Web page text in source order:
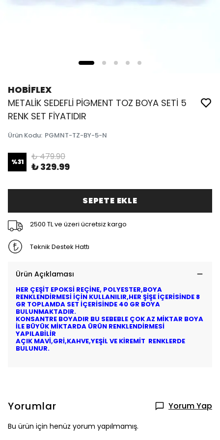
HOBİFLEX
METALİK SEDEFLİ PİGMENT TOZ BOYA SETİ 5
RENK SET FİYATIDIR
Ürün Kodu: PGMNT-TZ-BY-5-N
%31 ₺ 479.90
₺ 329.99
SEPETE EKLE
2500 TL ve üzeri ücretsiz kargo
Teknik Destek Hattı
Ürün Açıklaması
HER ÇEŞİT EPOKSİ REÇİNE, POLYESTER,BOYA
RENKLENDİRMESİ İÇİN KULLANILIR,HER ŞİŞE İÇERİSİNDE 8
GR TOPLAMDA SET İÇERİSİNDE 40 GR BOYA
BULUNMAKTADIR.
KONSANTRE BOYADIR BU SEBEBLE ÇOK AZ MİKTAR BOYA
İLE BÜYÜK MİKTARDA ÜRÜN RENKLENDİRMESİ
YAPILABİLİR
AÇIK MAVİ,GRİ,KAHVE,YEŞİL VE KİREMİT RENKLERDE
BULUNUR.
Yorumlar Yorum Yap
Bu ürün için henüz yorum yapılmamış.